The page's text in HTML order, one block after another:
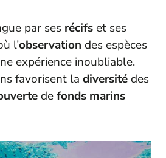
par ses récifs et ses
l’observation des espèces
expérience inoubliable.
favorisent la diversité des
defonds marins